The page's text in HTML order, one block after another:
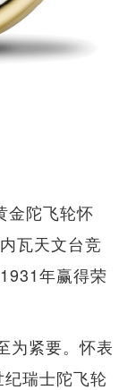
金陀飞轮怀
瓦天文台竞
年赢得荣
为紧要。怀表
瑞士陀飞轮